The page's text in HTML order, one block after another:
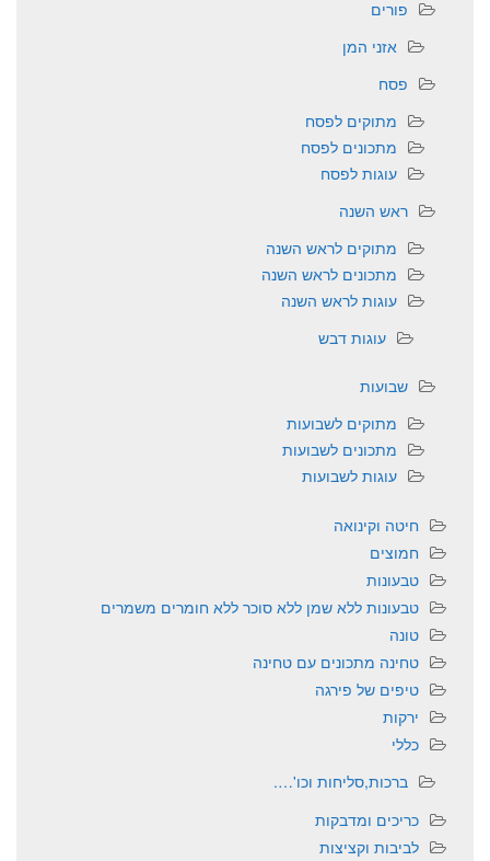
פורים
אזני המן
פסח
מתוקים לפסח
מתכונים לפסח
עוגות לפסח
ראש השנה
מתוקים לראש השנה
מתכונים לראש השנה
עוגות לראש השנה
עוגות דבש
שבועות
מתוקים לשבועות
מתכונים לשבועות
עוגות לשבועות
חיטה וקינואה
חמוצים
טבעונות
טבעונות ללא שמן ללא סוכר ללא חומרים משמרים
טונה
טחינה מתכונים עם טחינה
טיפים של פירגה
ירקות
כללי
ברכות,סליחות וכו'….
כריכים ומדבקות
לביבות וקציצות